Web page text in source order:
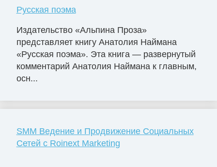
Русская поэма
Издательство «Альпина Проза»
представляет книгу Анатолия Наймана
«Русская поэма». Эта книга — развернутый
комментарий Анатолия Наймана к главным,
осн...
SMM Ведение и Продвижение Социальных
Сетей с Roinext Marketing